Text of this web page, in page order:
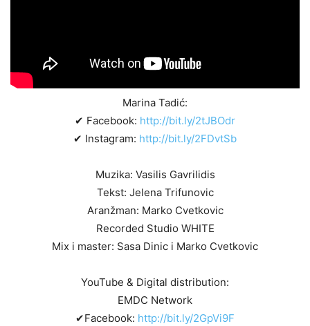
Marina Tadić:
✔ Facebook: http://bit.ly/2tJBOdr
✔ Instagram: http://bit.ly/2FDvtSb
Muzika: Vasilis Gavrilidis
Tekst: Jelena Trifunovic
Aranžman: Marko Cvetkovic
Recorded Studio WHITE
Mix i master: Sasa Dinic i Marko Cvetkovic
YouTube & Digital distribution:
EMDC Network
✔Facebook: http://bit.ly/2GpVi9F